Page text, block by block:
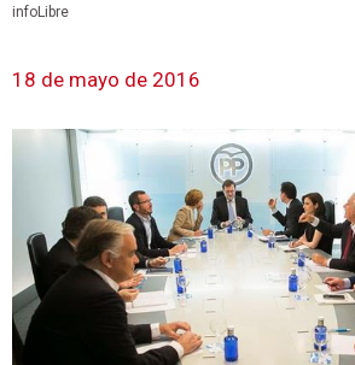
infoLibre
18 de mayo de 2016